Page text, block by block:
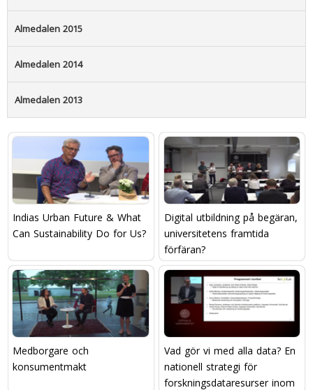
Almedalen 2015
Almedalen 2014
Almedalen 2013
Indias Urban Future & What
Can Sustainability Do for Us?
Digital utbildning på begäran,
universitetens framtida
förfäran?
Medborgare och
konsumentmakt
Vad gör vi med alla data? En
nationell strategi för
forskningsdataresurser inom